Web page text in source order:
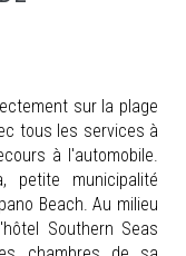
sur la plage
tous les services à
à l'automobile.
petite municipalité
Beach. Au milieu
Southern Seas